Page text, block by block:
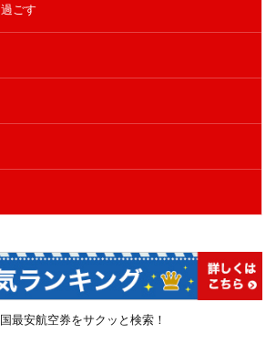
ごす
最安航空券をサクッと検索！